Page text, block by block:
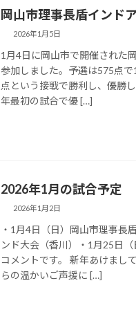
岡山市理事長盾インド
2026年1月5日
1月4日に岡山市で開催された
参加しました。予選は575点
点という接戦で勝利し、優勝
年最初の試合で優 […]
2026年1月の試合予定
2026年1月2日
・1月4日（日）岡山市理事長
ンド大会（香川）・1月25日
コメントです。 新年あけまし
らの温かいご声援に […]